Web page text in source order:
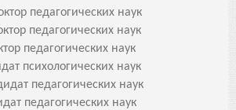
педагогических наук
педагогических наук
педагогических наук
психологических наук
педагогических наук
педагогических наук